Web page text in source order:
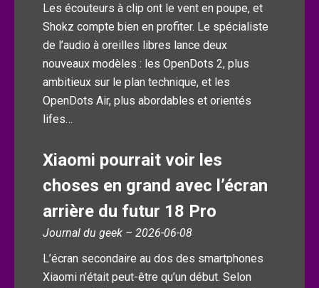
Les écouteurs à clip ont le vent en poupe, et
Shokz compte bien en profiter. Le spécialiste
de l’audio à oreilles libres lance deux
nouveaux modèles : les OpenDots 2, plus
ambitieux sur le plan technique, et les
OpenDots Air, plus abordables et orientés
lifes…
Xiaomi pourrait voir les
choses en grand avec l’écran
arrière du futur 18 Pro
Journal du geek – 2026-06-08
L’écran secondaire au dos des smartphones
Xiaomi n’était peut-être qu’un début. Selon